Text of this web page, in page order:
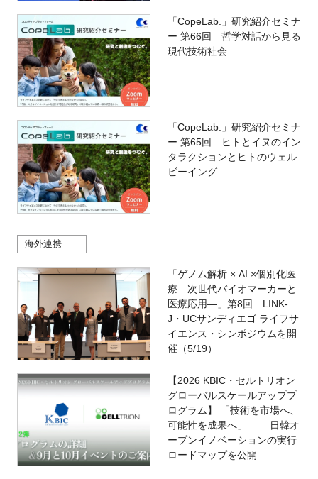
「CopeLab.」研究紹介セミナ
ー 第66回 哲学対話から見る
現代技術社会
「CopeLab.」研究紹介セミナ
ー 第65回 ヒトとイヌのイン
タラクションとヒトのウェル
ビーイング
海外連携
「ゲノム解析 × AI ×個別化医
療―次世代バイオマーカーと
医療応用―」第8回 LINK-
J・UCサンディエゴ ライフサ
イエンス・シンポジウムを開
催（5/19）
【2026 KBIC・セルトリオン
グローバルスケールアッププ
ログラム】 「技術を市場へ、
可能性を成果へ」―― 日韓オ
ープンイノベーションの実行
ロードマップを公開